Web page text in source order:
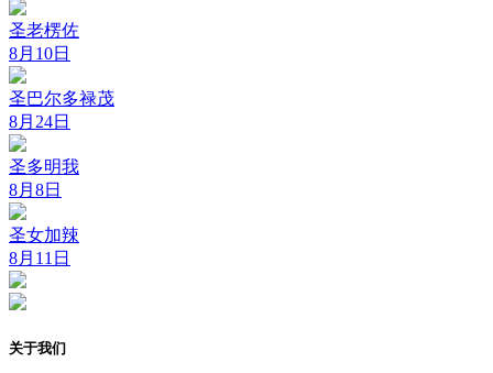
圣老楞佐
8月10日
圣巴尔多禄茂
8月24日
圣多明我
8月8日
圣女加辣
8月11日
关于我们